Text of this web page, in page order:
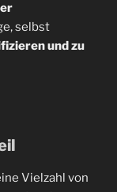
selbst
und zu
Vielzahl von